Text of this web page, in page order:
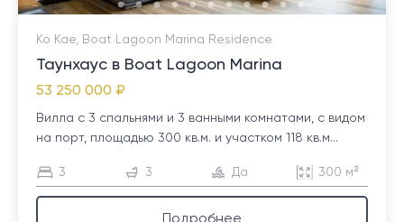
Ко Кае, Boat Lagoon Marina Residence
Таунхаус в Boat Lagoon Marina
53 250 000 ₽
Вилла с 3 спальнями и 3 ванными комнатами, с видом
на порт, площадью 300 кв.м. и участком 118 кв.м...
3 3 Да 300 м²
Подробнее